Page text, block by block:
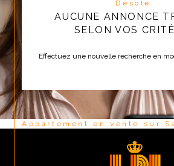
Désolé,
AUCUNE ANNONCE
SELON VOS
Effectuez une nouvelle recherche en
Appartement en vente sur